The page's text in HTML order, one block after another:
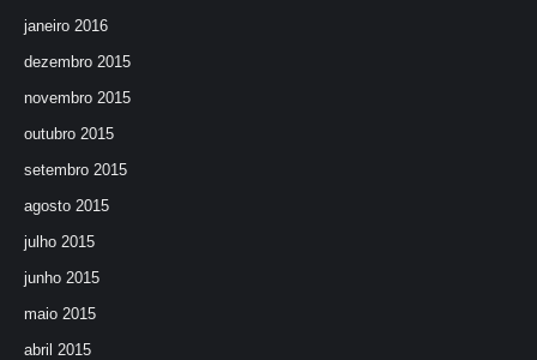
janeiro 2016
dezembro 2015
novembro 2015
outubro 2015
setembro 2015
agosto 2015
julho 2015
junho 2015
maio 2015
abril 2015